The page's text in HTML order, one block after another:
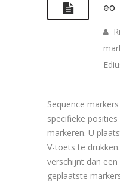
eo
Sequence
specifieke
markeren. U
V-toets te
verschijnt dan
geplaatste